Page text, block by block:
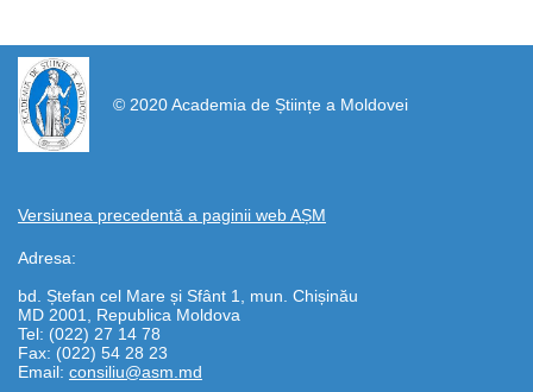
© 2020 Academia de Științe a Moldovei
Versiunea precedentă a paginii web AȘM
Adresa:
bd. Ștefan cel Mare și Sfânt 1, mun. Chișinău
MD 2001, Republica Moldova
Tel: (022) 27 14 78
Fax: (022) 54 28 23
Email: consiliu@asm.md
https://propletenie.ru/